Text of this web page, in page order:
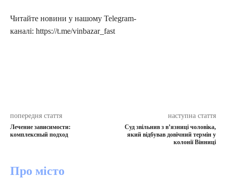
Читайте новини у нашому Telegram-
каналі: https://t.me/vinbazar_fast
попередня стаття
Лечение зависимости:
комплексный подход
наступна стаття
Суд звільнив з в’язниці чоловіка,
який відбував довічний термін у
колонії Вінниці
Про місто